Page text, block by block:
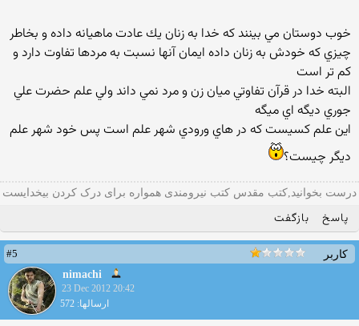
خوب دوستان مي بينند كه خدا به زنان يك عادت ماهيانه داده و بخاطر
چيزي كه خودش به زنان داده ايمان آنها نسبت به مردها تفاوت دارد و
كم تر است
البته خدا در قرآن تفاوتي ميان زن و مرد نمي داند ولي علم حضرت علي
جوري ديگه اي ميگه
اين علم كسيست كه در هاي ورودي شهر علم است پس خود شهر علم
ديگر چيست؟
درست بخوانید,کتب مقدس کتب نیرومندی همواره برای درک کردن بیخدایست
پاسخ بازگفت
کاربر
#5
nimachi
23 Dec 2012 20:42
ارسالها: 572